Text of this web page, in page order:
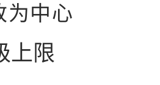
为中心
上限